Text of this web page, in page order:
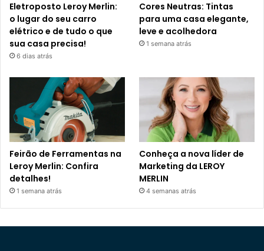
Eletroposto Leroy Merlin:
o lugar do seu carro
elétrico e de tudo o que
sua casa precisa!
6 dias atrás
Cores Neutras: Tintas
para uma casa elegante,
leve e acolhedora
1 semana atrás
Feirão de Ferramentas na
Leroy Merlin: Confira
detalhes!
1 semana atrás
Conheça a nova líder de
Marketing da LEROY
MERLIN
4 semanas atrás